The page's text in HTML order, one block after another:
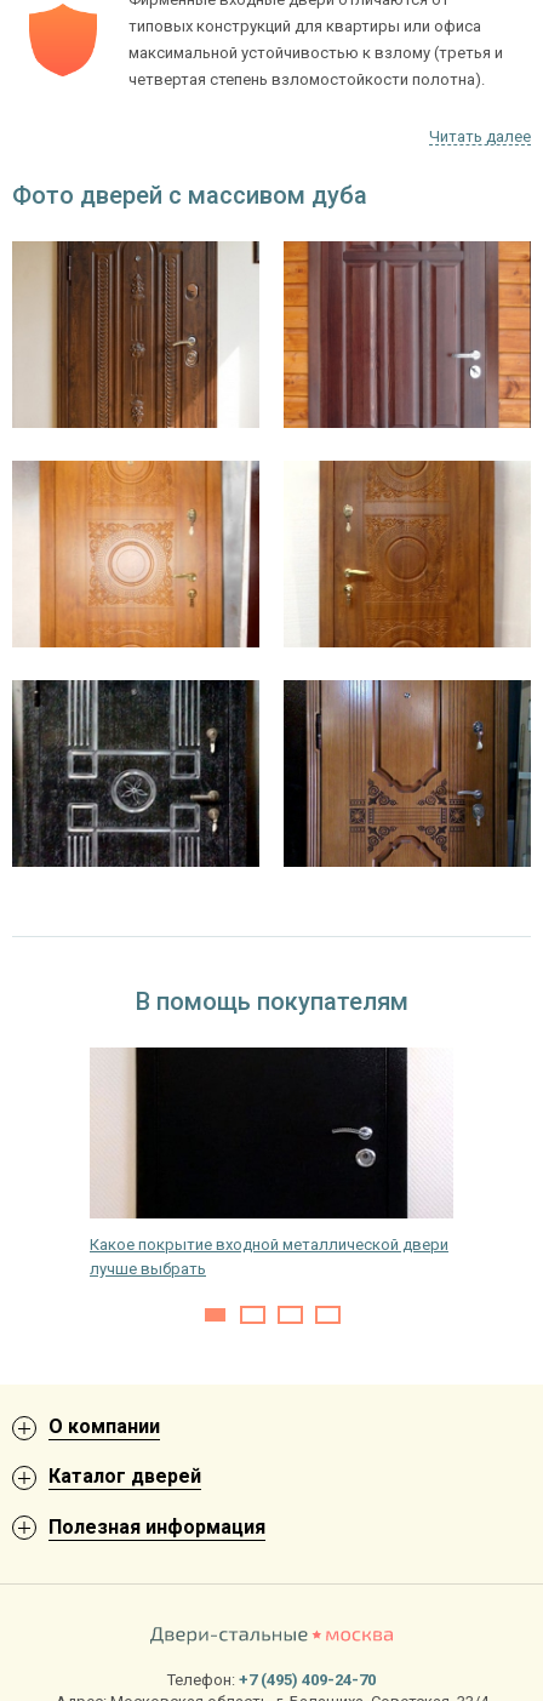
типовых конструкций для квартиры или офиса
максимальной устойчивостью к взлому (третья и
четвертая степень взломостойкости полотна).
Увеличенная толщина стали, используемая для
сложно разрезать даже с помощью болгарки и
других специнструментов.
Облицовочные декоративные накладки, которые
подбираются в индивидуальном порядке.
Дизайнеры компании создадут дверь, которая
будет находиться в полной гармонии с
архитектурой и стилем помещения. Конструкции с
эксклюзивной отделкой также украшают офисы
крупных компаний и административные здания.
Элитные двери обладают превосходными
потребительскими характеристиками и
роскошным дизайном. Это выбор покупателей,
которые желают максимально защитить и
украсить свой дом и не приемлют компромиссов.
Цены на входные конструкции премиум класса
квартиру. Это объясняется максимальной
функциональностью изделий и их дорогостоящей
отделкой.Их массово устанавливают в частной
загородной недвижимости. Например, их часто
приобретают, как парадные двери в коттедж,
желая подчеркнуть вкус и состоятельность
владельцев дома.
Читать далее
Фото дверей с массивом дуба
В помощь покупателям
Какое покрытие входной металлической двери
лучше выбрать
О компании
Каталог дверей
Полезная информация
Телефон: +7 (495) 409-24-70